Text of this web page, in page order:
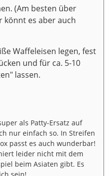
(Am besten über
könnt es aber auch
Waffeleisen legen, fest
und für ca. 5-10
lassen.
als Patty-Ersatz auf
nur einfach so. In Streifen
passt es auch wunderbar!
leider nicht mit dem
beim Asiaten gibt. Es